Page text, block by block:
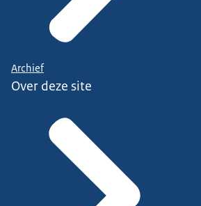
Archief
Over deze site